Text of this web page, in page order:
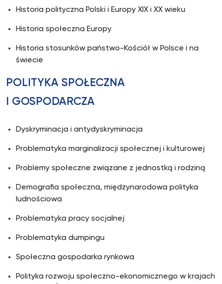
Historia polityczna Polski i Europy XIX i XX wieku
Historia społeczna Europy
Historia stosunków państwo-Kościół w Polsce i na
świecie
POLITYKA SPOŁECZNA
I GOSPODARCZA
Dyskryminacja i antydyskryminacja
Problematyka marginalizacji społecznej i kulturowej
Problemy społeczne związane z jednostką i rodziną
Demografia społeczna, międzynarodowa polityka
ludnościowa
Problematyka pracy socjalnej
Problematyka dumpingu
Społeczna gospodarka rynkowa
Polityka rozwoju społeczno-ekonomicznego w krajach